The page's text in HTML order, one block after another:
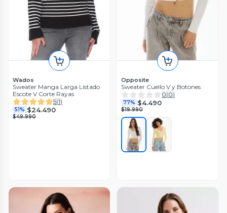
Wados
Sweater Manga Larga Listado
Escote V Corte Rayas
5(1)
51% $24.490
$49.990
Opposite
Sweater Cuello V y Botones
0(0)
77% $4.490
$19.990